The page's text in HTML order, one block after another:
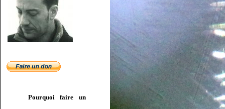
Pourquoi faire un